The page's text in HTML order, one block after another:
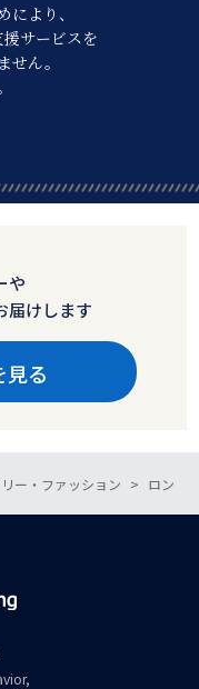
より、
サービスを
せん。
や
届けします
る
ー・ファッション ロンシ